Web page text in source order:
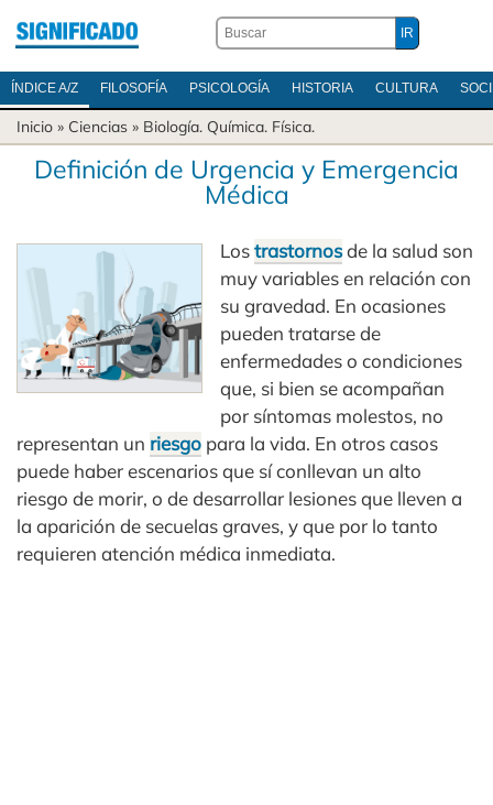
ÍNDICE A/Z FILOSOFÍA PSICOLOGÍA HISTORIA CULTURA
Inicio » Ciencias » Biología. Química. Física.
Definición de Urgencia y Emergencia
Médica
Lostrastornosde la salud son
muy variables en relación con
su gravedad. En ocasiones
pueden tratarse de
enfermedades o condiciones
que, si bien se acompañan
por síntomas molestos, no
representan un riesgo para la vida. En otros casos
puede haber escenarios que sí conllevan un alto
riesgo de morir, o de desarrollar lesiones que lleven a
la aparición de secuelas graves, y que por lo tanto
requieren atención médica inmediata.